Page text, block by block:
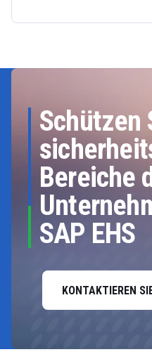
Schützen
Bereiche
SAP EHS
KONTAKTIEREN